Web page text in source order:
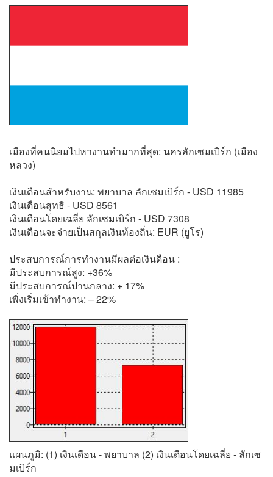
เมืองที่คนนิยมไปหางานทำมากที่สุด: นครลักเซมเบิร์ก (เมือง
หลวง)
เงินเดือนสำหรับงาน: พยาบาล ลักเซมเบิร์ก - USD 11985
เงินเดือนสุทธิ - USD 8561
เงินเดือนโดยเฉลี่ย ลักเซมเบิร์ก - USD 7308
เงินเดือนจะจ่ายเป็นสกุลเงินท้องถิ่น: EUR (ยูโร)
ประสบการณ์การทำงานมีผลต่อเงินดือน :
มีประสบการณ์สูง: +36%
มีประสบการณ์ปานกลาง: + 17%
เพิ่งเริ่มเข้าทำงาน: – 22%
แผนภูมิ: (1) เงินเดือน - พยาบาล (2) เงินเดือนโดยเฉลี่ย - ลักเซ
มเบิร์ก